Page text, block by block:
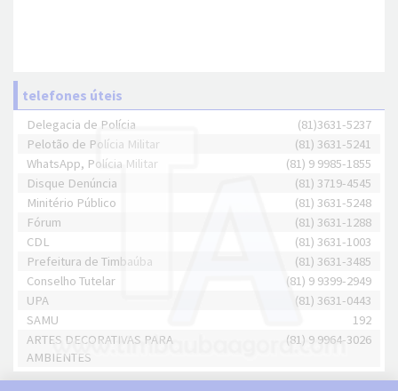
telefones úteis
Delegacia de Polícia
(81)3631-5237
Pelotão de Polícia Militar
(81) 3631-5241
WhatsApp, Polícia Militar
(81) 9 9985-1855
Disque Denúncia
(81) 3719-4545
Minitério Público
(81) 3631-5248
Fórum
(81) 3631-1288
CDL
(81) 3631-1003
Prefeitura de Timbaúba
(81) 3631-3485
Conselho Tutelar
(81) 9 9399-2949
UPA
(81) 3631-0443
SAMU
192
ARTES DECORATIVAS PARA
AMBIENTES
(81) 9 9964-3026